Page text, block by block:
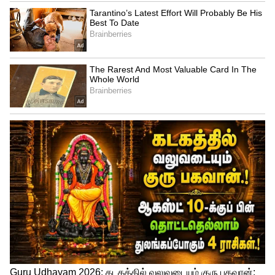
Mark Zuckerberg birthday
2021 ஆம் ஆண்டில், சமூக ஊடக தளம் அதன்
பெயரை மெட்டா என மாற்றியது. இது
நிறுவனத்தின் கவனத்தை
மெட்டாவேர்ஸுக்கு மாற்றியது. அவரது
தலைமையின் கீழ், பேஸ்புக் 2.8
பில்லியனுக்கும் அதிகமான செயலில்
உள்ள பயனர்களைக் கொண்ட உலகளாவிய
தளமாக வளர்ந்துள்ளது.